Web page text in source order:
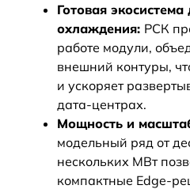
Готовая
охлаждения: РСК
работе модули,
внешний контуры,
и ускоряет
дата-центрах.
Мощность и
модельный ряд от
нескольких МВт
компактные Edge-